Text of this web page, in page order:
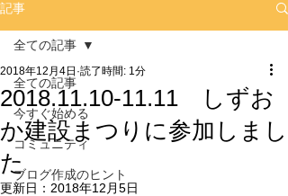
記事
全ての記事
今すぐ始める
コミュニティ
ブログ作成のヒント
全ての記事
2018.11.10-11.11 しずお
か建設まつりに参加しまし
た
2018年12月4日 読了時間: 1分
更新日： 2018年12月5日